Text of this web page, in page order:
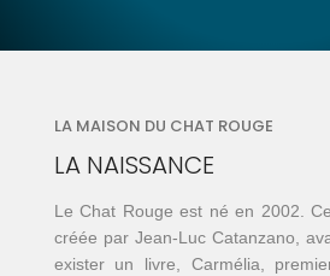
LA MAISON DU CHAT ROUGE
LA NAISSANCE
Le Chat Rouge est né en 2002.
créée par Jean-Luc Catanzano,
exister un livre, Carmélia,